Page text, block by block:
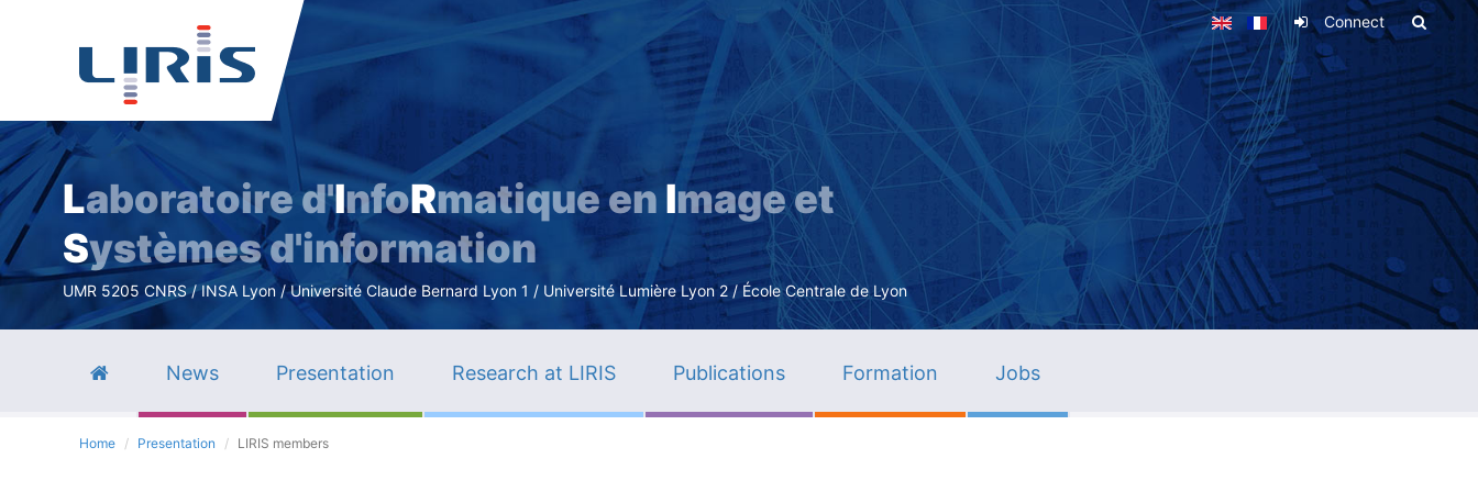
Skip
main
content
Connect
Laboratoire d'InfoRmatique en Image et
Systèmes d'information
UMR 5205 CNRS / INSA Lyon / Université Claude Bernard Lyon 1 / Université Lumière Lyon 2 / École Centrale de Lyon
News Presentation Research at LIRIS Publications Formation Jobs
Home Presentation LIRIS members